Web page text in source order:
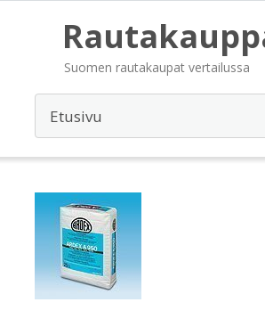
Suomen rautakaupat vertailussa